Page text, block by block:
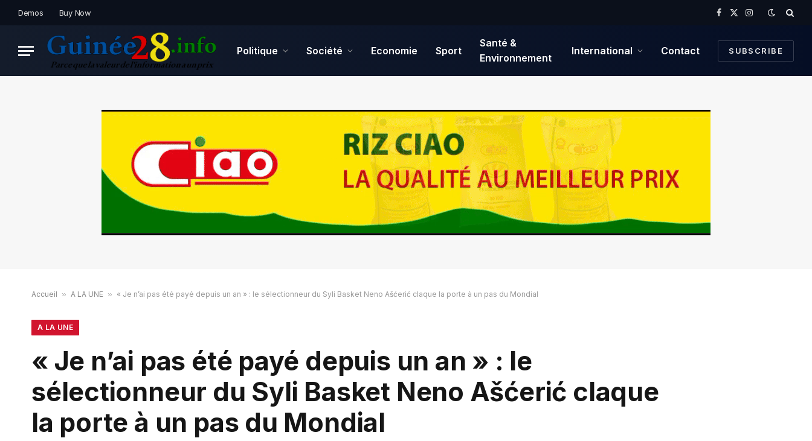
Demos Buy Now
Facebook
X
Instagram
Politique Société Economie Sport
Santé &
Environnement
International Contact SUBSCRIBE
Accueil » A LA UNE » « Je n’ai pas été payé depuis un an » : le sélectionneur du Syli Basket Neno Ašćerić claque la porte à un pas du Mondial
A LA UNE
« Je n’ai pas été payé depuis un an » : le
sélectionneur du Syli Basket Neno Ašćerić claque
la porte à un pas du Mondial